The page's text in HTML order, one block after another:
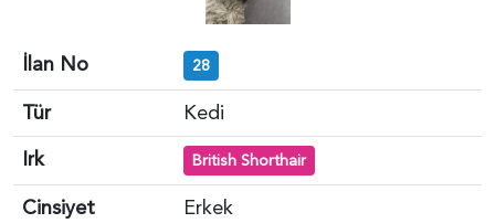
İlan No 28
Tür
Kedi
Irk
British Shorthair
Cinsiyet
Erkek